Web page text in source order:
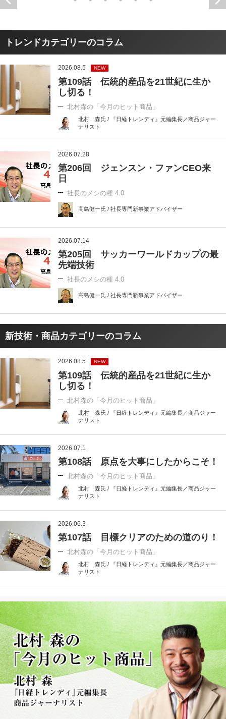
トレンドカテゴリーのコラム
2026.08.5 NEW
第109話 伝統的産品を21世紀に生か
し切る！
北村森の「今月のヒット商品」
北村 森氏 / 『日経トレンディ』元編集長／商品ジャー
ナリスト
2026.07.28
第206回 ジェンスン・ファンCEO来
日
社長のメシの種 4.0
高島健一氏 / 社長専門新事業アドバイザー
2026.07.14
第205回 サッカーワールドカップの最
先端技術
社長のメシの種 4.0
高島健一氏 / 社長専門新事業アドバイザー
新技術・商品カテゴリーのコラム
2026.08.5 NEW
第109話 伝統的産品を21世紀に生か
し切る！
北村森の「今月のヒット商品」
北村 森氏 / 『日経トレンディ』元編集長／商品ジャー
ナリスト
2026.07.1
第108話 原点を大事にしたからこそ！
北村森の「今月のヒット商品」
北村 森氏 / 『日経トレンディ』元編集長／商品ジャー
ナリスト
2026.06.3
第107話 目標クリアのための道のり！
北村森の「今月のヒット商品」
北村 森氏 / 『日経トレンディ』元編集長／商品ジャー
ナリスト